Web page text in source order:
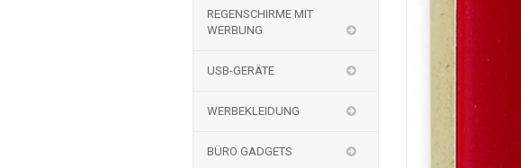
REGENSCHIRME MIT
WERBUNG
USB-GERÄTE
WERBEKLEIDUNG
BÜRO GADGETS